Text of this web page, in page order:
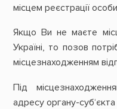
місцем реєстрації
Якщо Ви не маєте
Україні, то позов
місцезнаходженням
Під
адресу органу-